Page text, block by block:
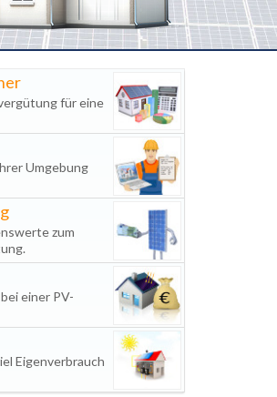
für eine
Umgebung
zum
einer PV-
Eigenverbrauch